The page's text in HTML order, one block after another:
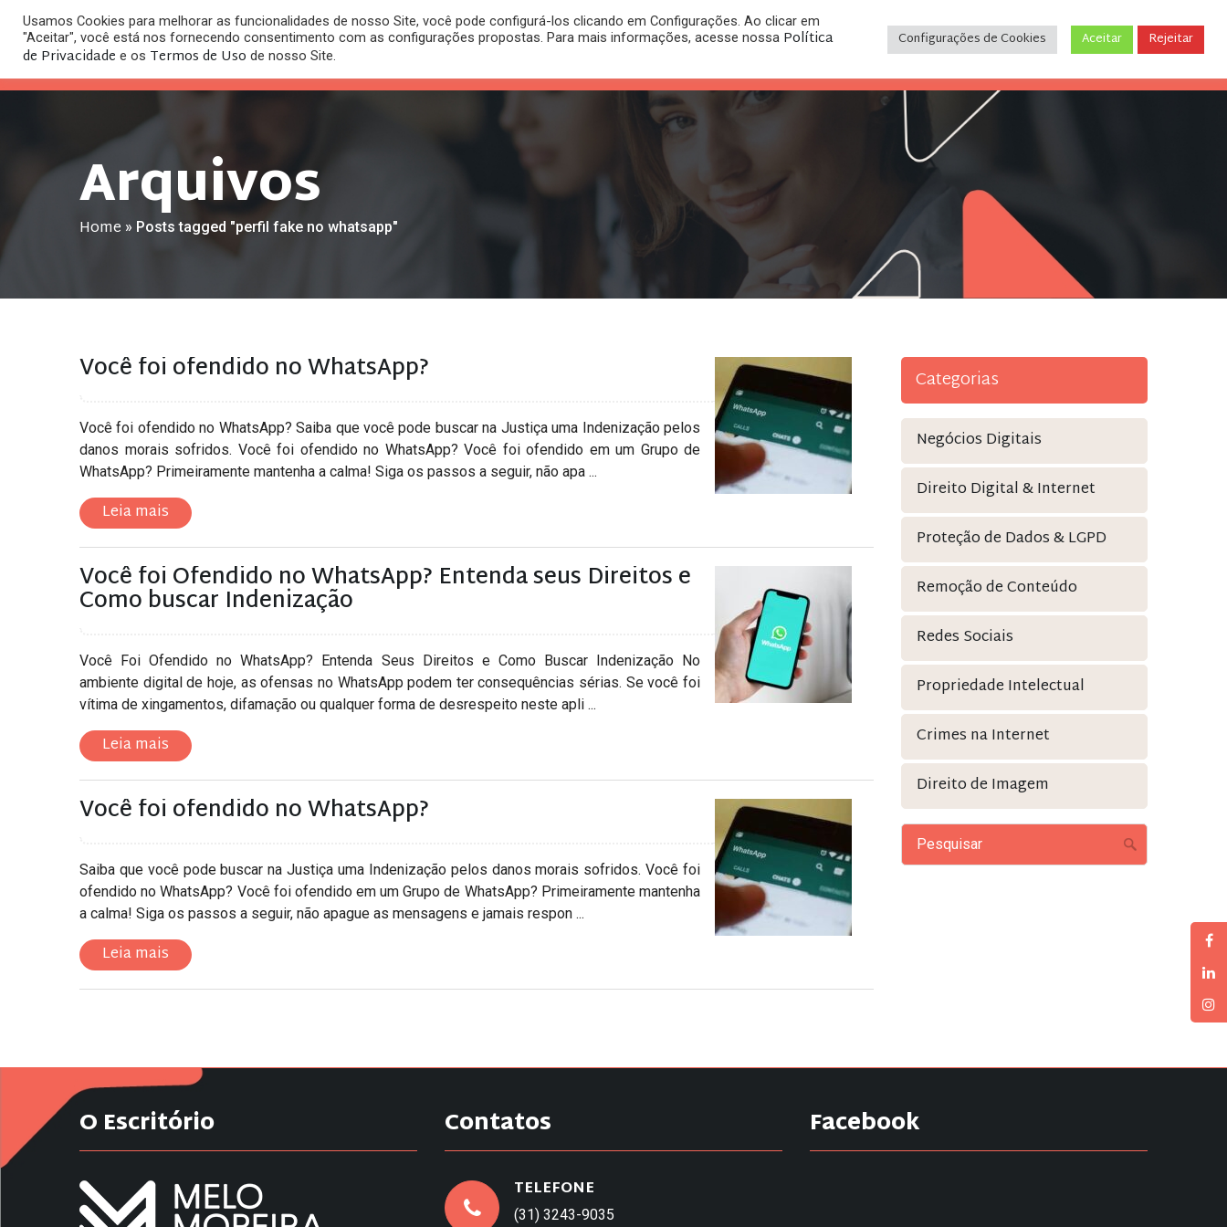
HOME O PLANO REGISTRO DE PUBLICAÇÕES CONTATO (31) 3243-9035
Arquivos
Home » Posts tagged "perfil fake no whatsapp"
Você foi ofendido no WhatsApp?
Você foi ofendido no WhatsApp? Saiba que você pode buscar na Justiça uma Indenização pelos
danos morais sofridos. Você foi ofendido no WhatsApp? Você foi ofendido em um Grupo de
WhatsApp? Primeiramente mantenha a calma! Siga os passos a seguir, não apa ...
Leia mais
Você foi Ofendido no WhatsApp? Entenda seus Direitos e
Como buscar Indenização
Você Foi Ofendido no WhatsApp? Entenda Seus Direitos e Como Buscar Indenização No
ambiente digital de hoje, as ofensas no WhatsApp podem ter consequências sérias. Se você foi
vítima de xingamentos, difamação ou qualquer forma de desrespeito neste apli ...
Leia mais
Você foi ofendido no WhatsApp?
Saiba que você pode buscar na Justiça uma Indenização pelos danos morais sofridos. Você foi
ofendido no WhatsApp? Você foi ofendido em um Grupo de WhatsApp? Primeiramente mantenha
a calma! Siga os passos a seguir, não apague as mensagens e jamais respon ...
Leia mais
Categorias
Negócios Digitais
Direito Digital & Internet
Proteção de Dados & LGPD
Remoção de Conteúdo
Redes Sociais
Propriedade Intelectual
Crimes na Internet
Direito de Imagem
O Escritório Contatos
TELEFONE
(31) 3243-9035
Facebook
Usamos Cookies para melhorar as funcionalidades de nosso Site, você pode configurá-los clicando em Configurações. Ao clicar em
"Aceitar", você está nos fornecendo consentimento com as configurações propostas. Para mais informações, acesse nossa Política
de Privacidade e os Termos de Uso de nosso Site.
Configurações de Cookies Aceitar Rejeitar